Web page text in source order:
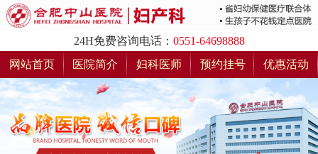
24H免费咨询电话： 0551-64698888
网站首页
医院简介 妇科医师 预约挂号 优惠活动